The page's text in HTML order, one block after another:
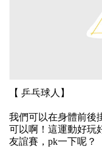
【 乒乓球人】
我們可以在身體前後
可以啊！這運動好玩
友誼賽，pk一下呢？